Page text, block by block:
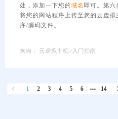
处，添加一下您的域名 即可。第六
将您的网站程序上传至您的云虚
序/源码文件。
来自： 云虚拟主机>入门指南
1 2 3 4 5 6 14